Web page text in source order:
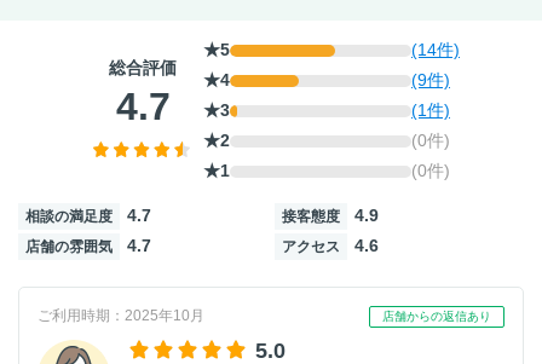
総合評価
4.7
★5
(14件)
★4
(9件)
★3
(1件)
★2
(0件)
★1
(0件)
相談の満足度 4.7 接客態度 4.9
店舗の雰囲気 4.7 アクセス 4.6
ご利用時期：2025年10月 店舗からの返信あり
5.0